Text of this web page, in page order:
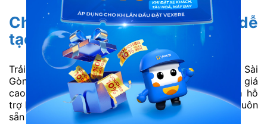
Chất lượng dịch vụ ổn định, dễ
tạo thiện cảm
Trải nghiệm dịch vụ của Phương Trang trên tuyến Sài
Gòn – Long Xuyên được nhiều hành khách đánh giá
cao nhờ sự ổn định và chuyên nghiệp. Nhân viên hỗ
trợ hướng dẫn lên xe, sắp xếp chỗ nằm rõ ràng và luôn
sẵn sàng giải đáp khi hành khách cần hỗ trợ.